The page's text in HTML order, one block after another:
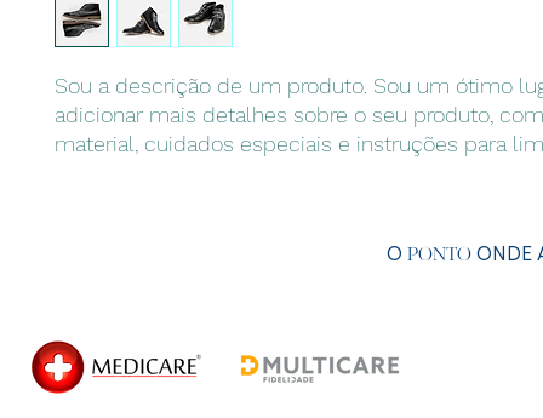
Sou a descrição de um produto. Sou um ótimo
adicionar mais detalhes sobre o seu produto,
material, cuidados especiais e instruções para
O PONTOONDE